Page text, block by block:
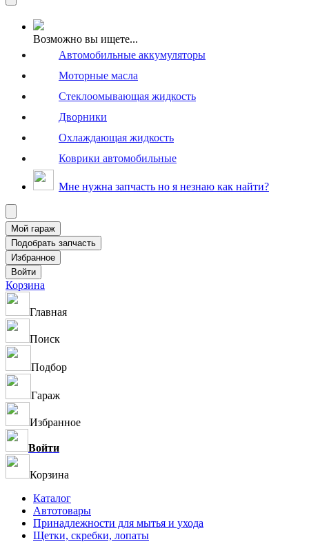
Возможно вы ищете...
Автомобильные аккумуляторы
Моторные масла
Стеклоомывающая жидкость
Дворники
Охлаждающая жидкость
Коврики автомобильные
Мне нужна запчасть но я незнаю как найти?
Корзина
Главная
Поиск
Подбор
Гараж
Избранное
Войти
Корзина
Каталог
Автотовары
Принадлежности для мытья и ухода
Щетки, скребки, лопаты